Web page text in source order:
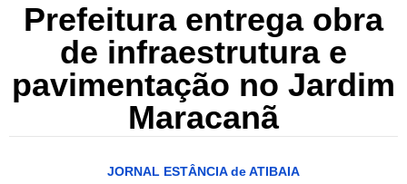
Prefeitura entrega obra
de infraestrutura e
pavimentação no Jardim
Maracanã
JORNAL ESTÂNCIA de ATIBAIA